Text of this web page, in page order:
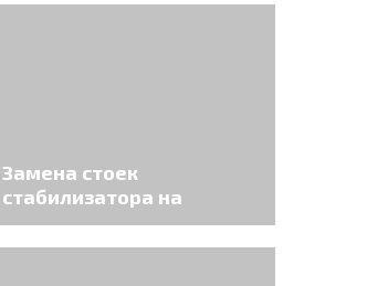
Замена стоек
стабилизатора на
автомобиле Toyota
Corona Premio